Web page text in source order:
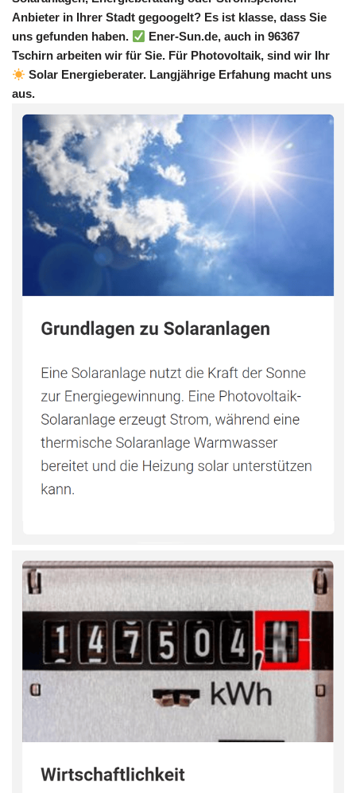
Anbieter in Ihrer Stadt gegoogelt? Es ist klasse, dass Sie
uns gefunden haben.
Ener-Sun.de, auch in 96367
Tschirn arbeiten wir für Sie. Für Photovoltaik, sind wir Ihr
Solar Energieberater. Langjährige Erfahung macht uns
aus.